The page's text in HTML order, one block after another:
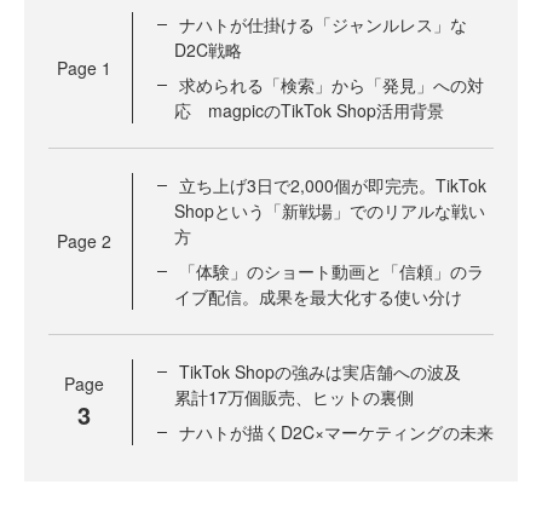
Page 1
ナハトが仕掛ける「ジャンルレス」な
D2C戦略
求められる「検索」から「発見」への対
応 magpicのTikTok Shop活用背景
Page 2
立ち上げ3日で2,000個が即完売。TikTok
Shopという「新戦場」でのリアルな戦い
方
「体験」のショート動画と「信頼」のラ
イブ配信。成果を最大化する使い分け
Page
3
TikTok Shopの強みは実店舗への波及
累計17万個販売、ヒットの裏側
ナハトが描くD2C×マーケティングの未来